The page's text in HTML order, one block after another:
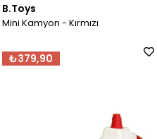
B.Toys
Mini Kamyon - Kırmızı
₺379,90